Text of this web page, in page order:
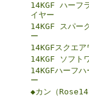
14KGF ハーフ
イヤー
14KGF スパー
ー
14KGFスクエア
14KGF ソフト
14KGFハーフハ
ー
◆カン（